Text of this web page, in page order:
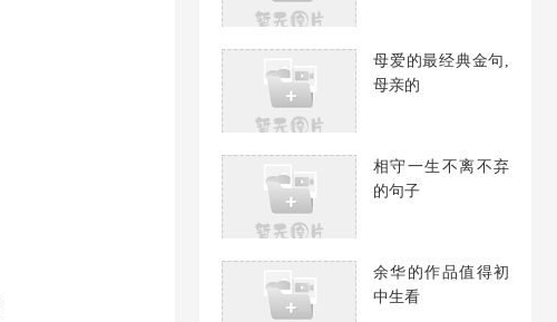
母爱的最经典金句,
母亲的
相守一生不离不弃
的句子
余华的作品值得初
中生看